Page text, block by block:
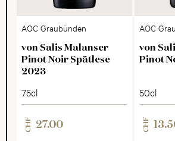
AOC Graubünden
von Salis Malanser
Pinot Noir Spätlese
2023
75cl
CHF 27.00
AOC
von
Pinot
50cl
CHF